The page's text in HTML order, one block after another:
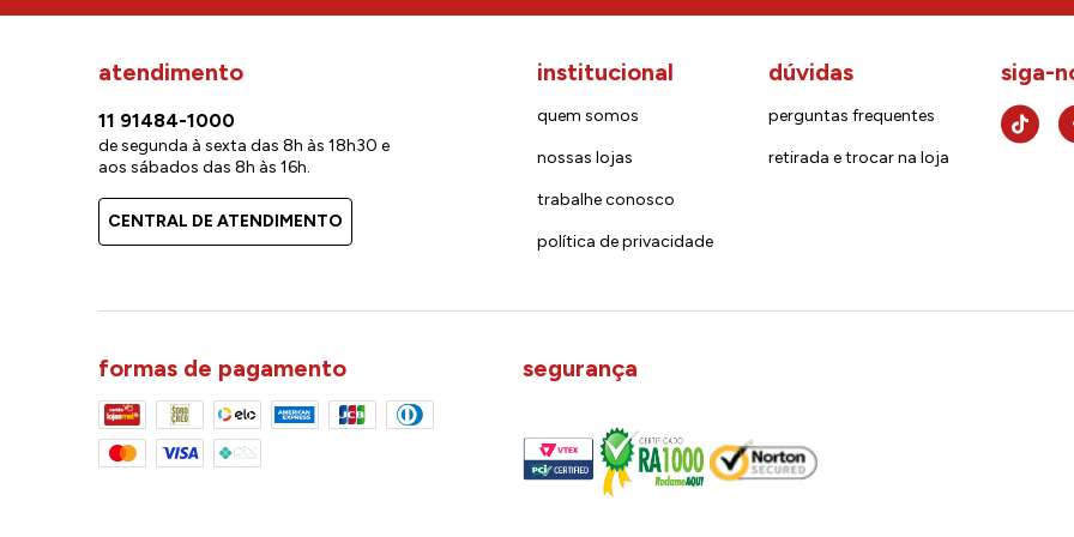
atendimento
11 91484-1000
de segunda à sexta das 8h às 18h30 e
aos sábados das 8h às 16h.
CENTRAL DE ATENDIMENTO
institucional
quem somos
nossas lojas
trabalhe conosco
política de privacidade
dúvidas
perguntas frequentes
retirada e trocar na loja
siga-
formas de pagamento segurança